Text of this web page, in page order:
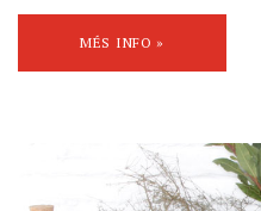
MÉS INFO »